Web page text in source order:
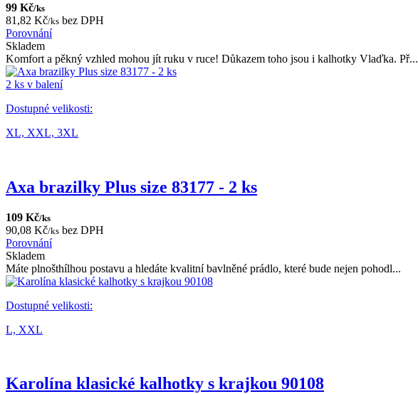
99 Kč/ks
81,82 Kč/ks bez DPH
Porovnání
Skladem
Komfort a pěkný vzhled mohou jít ruku v ruce! Důkazem toho jsou i kalhotky Vlaďka. Př...
2 ks v balení
Dostupné velikosti:
XL, XXL, 3XL
Axa brazilky Plus size 83177 - 2 ks
109 Kč/ks
90,08 Kč/ks bez DPH
Porovnání
Skladem
Máte plnošthílhou postavu a hledáte kvalitní bavlněné prádlo, které bude nejen pohodl...
Dostupné velikosti:
L, XXL
Karolína klasické kalhotky s krajkou 90108